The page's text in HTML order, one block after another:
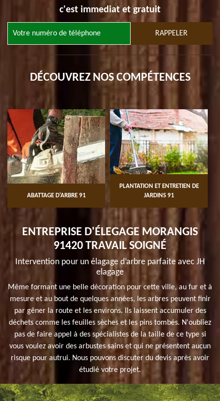
c'est immediat et gratuit
DÉCOUVREZ NOS COMPÉTENCES
ABATTAGE D'ARBRE 91
PLANTATION ET ENTRETIEN DE
JARDINS 91
ENTREPRISE D'ÉLEGAGE MORANGIS
91420 TRAVAIL SOIGNÉ
Intervention pour un élagage d’arbre parfaite avec JH
elagage
Même formant une belle décoration pour cette ville, au fur et à
mesure et au bout de quelques années, les arbres peuvent finir
par gêner la route et les environs. Ils laissent accumuler des
déchets comme les feuilles sèches et les pins tombés. N'oubliez
pas de faire appel à des spécialistes de la taille de ce type si
vous voulez avoir des arbustes sains et qui ne présentent aucun
risque pour autrui. Nous pouvons discuter du devis après avoir
étudié votre projet.